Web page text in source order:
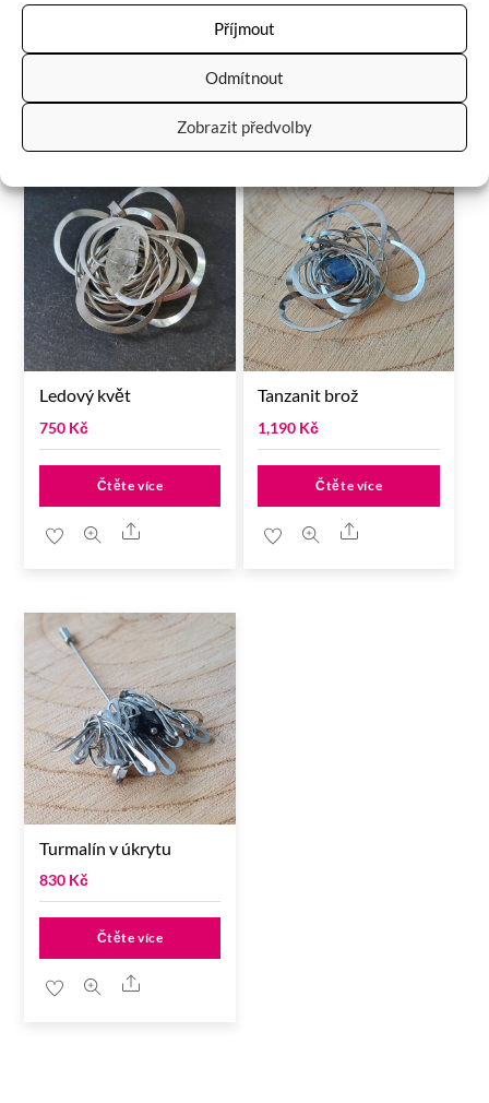
Příjmout
Odmítnout
Zobrazit předvolby
sebevědomí, přitahuje bohatství a štěstí. Čistí mysl…
RELATEDPRODUCTS
Ledový květ
750 Kč
Čtěte více
Share
Tanzanit brož
1,190 Kč
Čtěte více
Share
Turmalín v úkrytu
830 Kč
Čtěte více
Share